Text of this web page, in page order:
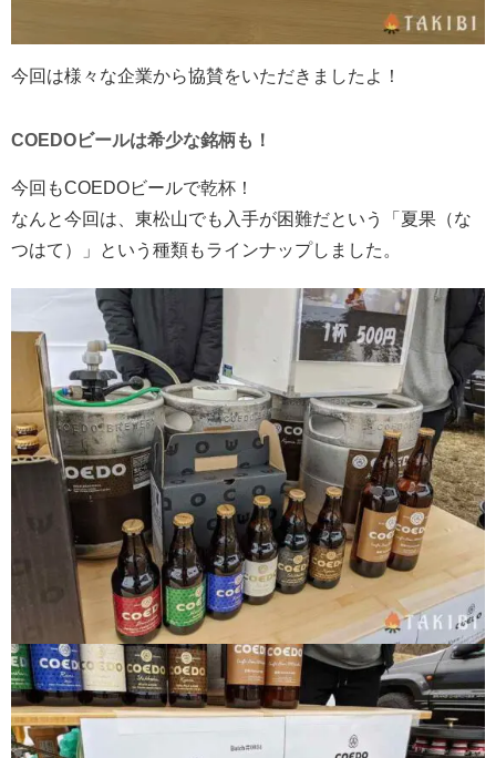
今回は様々な企業から協賛をいただきましたよ！
COEDOビールは希少な銘柄も！
今回もCOEDOビールで乾杯！
なんと今回は、東松山でも入手が困難だという「夏果（な
つはて）」という種類もラインナップしました。